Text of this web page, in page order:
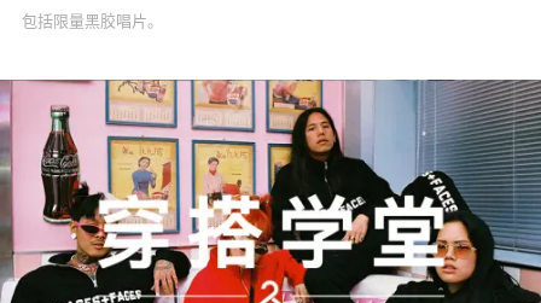
包括限量黑胶唱片。